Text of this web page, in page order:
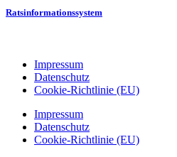
Ratsinformationssystem
Impressum
Datenschutz
Cookie-Richtlinie (EU)
Impressum
Datenschutz
Cookie-Richtlinie (EU)